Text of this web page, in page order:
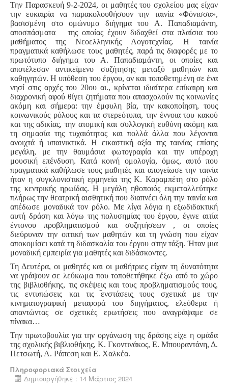
Την Παρασκευή 9-2-2024, οι μαθητές του σχολείου μας είχαν
την ευκαιρία να παρακολουθήσουν την ταινία «Φόνισσα»,
βασισμένη στο ομώνυμο διήγημα του Α. Παπαδιαμάντη,
αποσπάσματα της οποίας έχουν διδαχθεί στα πλαίσια του
μαθήματος της Νεοελληνικής Λογοτεχνίας. Η ταινία
πραγματικά καθήλωσε τους μαθητές, παρά τις διαφορές με το
πρωτότυπο διήγημα του Α. Παπαδιαμάντη, οι οποίες και
αποτέλεσαν αντικείμενο συζήτησης μεταξύ μαθητών και
καθηγητών. Η υπόθεση του έργου, αν και τοποθετημένη σε ένα
νησί στις αρχές του 20ου αι., κρίνεται ιδιαίτερα επίκαιρη και
διαχρονική αφού θίγει ζητήματα που απασχολούν τις κοινωνίες
ακόμη και σήμερα: την έμφυλη βία, την κακοποίηση, τους
κοινωνικούς ρόλους και τα στερεότυπα, την έννοια του κακού
και της αδικίας, την ατομική και συλλογική ευθύνη ακόμη και
τη σημασία της τυχαιότητας και πολλά άλλα που λέγονται
ανοιχτά ή υπαινικτικά. Η εικαστική αξία της ταινίας επίσης
μεγάλη, με την θαυμάσια φωτογραφία και την υπέροχη
μουσική επένδυση. Κατά κοινή ομολογία, όμως, αυτό που
πραγματικά καθήλωσε τους μαθητές και απογείωσε την ταινία
ήταν η συγκλονιστική ερμηνεία της Κ. Καραμπέτη στο ρόλο
της κεντρικής ηρωίδας. Η μεγάλη ηθοποιός εκμεταλλεύτηκε
πλήρως την θεατρική αισθητική που διαπνέει όλη την ταινία και
απέδωσε μοναδικά τον ρόλο. Με λίγα λόγια η εξωδιδακτική
αυτή δράση και λόγω της πολυσημίας του έργου, έγινε αιτία
έντονου προβληματισμού και συζητήσεων , οι οποίες
διεύρυναν την οπτική των μαθητών και τη γνώση που είχαν
αποκομίσει κατά τη διδασκαλία του έργου στην τάξη. Ήταν μια
μοναδική εμπειρία για μαθητές και διδάσκοντες.
Τη Δευτέρα, οι μαθητές και οι μαθήτριες είχαν τη δυνατότητα
να γράψουν σε λεύκωμα που τοποθετήθηκε έξω από το χώρο
της βιβλιοθήκης, τις σκέψεις και τους προβληματισμούς τους,
τις εντυπώσεις και τιςενστάσεις τους σχετικά με την
κινηματογραφική μεταφορά του διηγήματος, ελεύθερα ή
απαντώντας σε σχετικές ερωτήσεις που αναγράψαμε σε
πίνακα…
Την πρωτοβουλία για την οργάνωση της δράσης είχε η ομάδα
της σχολικής βιβλιοθήκης, Κ. Γκοντινάκος, Ε. Μπουραντάνη, Δ.
Πετσωτή, Α. Ράπεση και Ε. Χαλκέα.
Πληροφοριακά Στοιχεία
Δημιουργήθηκε : 14 Μάρτιος 2024